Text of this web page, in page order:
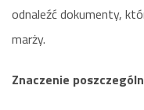
odnaleźć dokumenty,
marży.
Znaczenie